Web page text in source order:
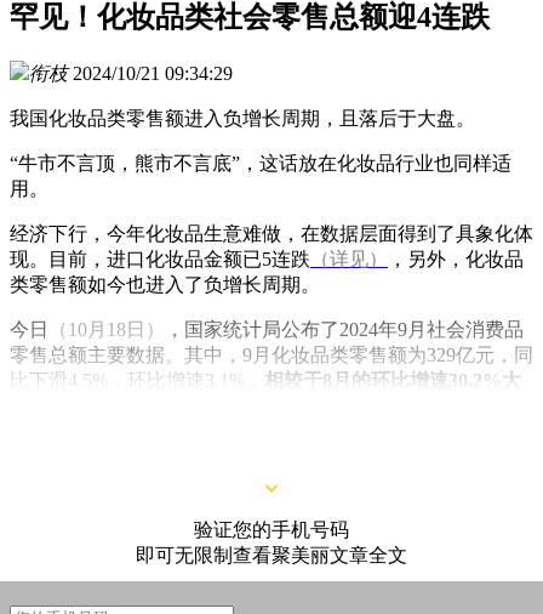
罕见！化妆品类社会零售总额迎4连跌
衔枝 2024/10/21 09:34:29
我国化妆品类零售额进入负增长周期，且落后于大盘。
“牛市不言顶，熊市不言底”，这话放在化妆品行业也同样适
用。
经济下行，今年化妆品生意难做，在数据层面得到了具象化体
现。目前，进口化妆品金额已5连跌 （详见）
，另外，化妆品
类零售额如今也进入了负增长周期。
今日 （10月18日）
，国家统计局公布了2024年9月社会消费品
零售总额主要数据。其中，9月化妆品类零售额为329亿元，同
比下滑4.5%，环比增速3.1%， 相较于8月的环比增速30.2%大
验证您的手机号码
即可无限制查看聚美丽文章全文